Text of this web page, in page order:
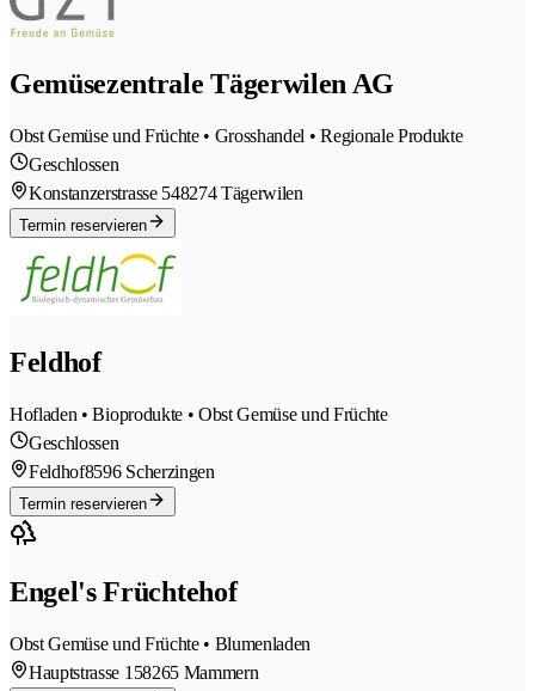
Gemüsezentrale Tägerwilen AG
Obst Gemüse und Früchte • Grosshandel • Regionale Produkte
Geschlossen
Konstanzerstrasse 548274 Tägerwilen
Termin reservieren
Feldhof
Hofladen • Bioprodukte • Obst Gemüse und Früchte
Geschlossen
Feldhof8596 Scherzingen
Termin reservieren
Engel's Früchtehof
Obst Gemüse und Früchte • Blumenladen
Hauptstrasse 158265 Mammern